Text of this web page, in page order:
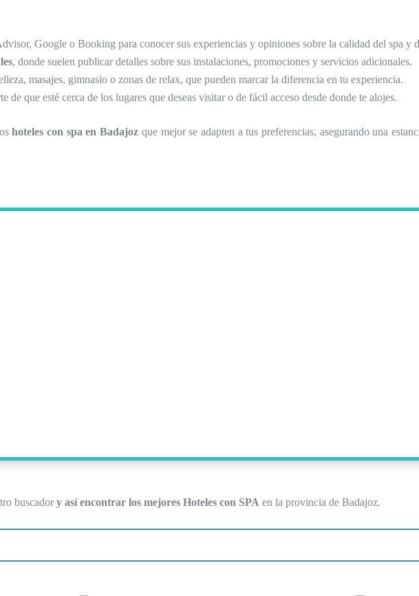
Google o Booking para conocer sus experiencias y opiniones sobre la calidad del spa y
, donde suelen publicar detalles sobre sus instalaciones, promociones y servicios adicionales.
masajes, gimnasio o zonas de relax, que pueden marcar la diferencia en tu experiencia.
de que esté cerca de los lugares que deseas visitar o de fácil acceso desde donde te alojes.
hoteles con spa en Badajoz que mejor se adapten a tus preferencias, asegurando una
buscador y así encontrar los mejores Hoteles con SPA en la provincia de Badajoz.